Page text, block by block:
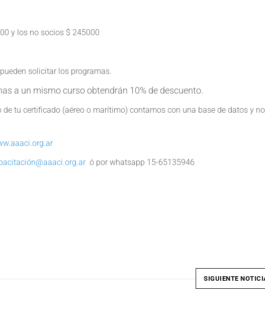
y los no socios $ 245000
solicitar los programas.
a un mismo curso obtendrán 10% de descuento.
tu certificado (aéreo o marítimo) contamos con una base de datos y
ó por whatsapp 15-65135946
SIGUIENTE